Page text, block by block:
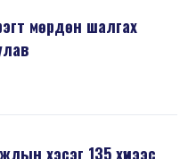
мөрдөн шалгах
хэсэг 135 хүнээс